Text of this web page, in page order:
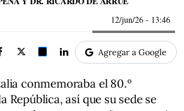
12/jun/26 - 13:46
Agregar a Google
conmemoraba el 80.º
República, así que su sede se